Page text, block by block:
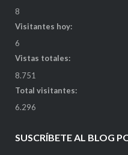
8
Visitantes hoy:
6
Vistas totales:
8.751
Total visitantes:
6.296
SUSCRÍBETE AL BLOG